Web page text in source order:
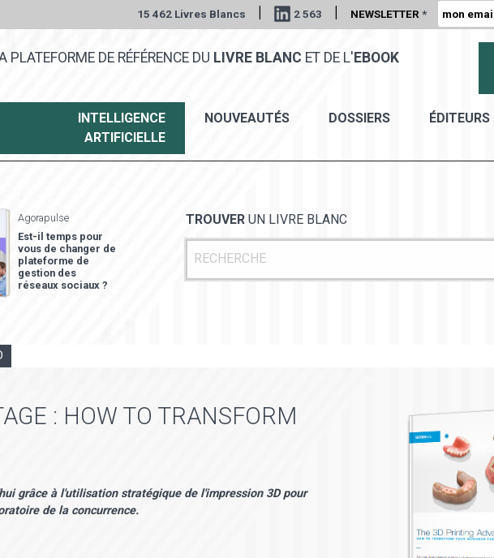
15 462 Livres Blancs | 2 563 | NEWSLETTER *
PLATEFORME DE RÉFÉRENCE DU LIVRE BLANC ET DE L' EBOOK
INTELLIGENCE
ARTIFICIELLE
NOUVEAUTÉS DOSSIERS ÉDITEURS
Agorapulse
Est-il temps pour
vous de changer de
plateforme de
gestion des
réseaux sociaux ?
TROUVER UN LIVRE BLANC
: HOW TO TRANSFORM
grâce à l'utilisation stratégique de l'impression 3D pour
de la concurrence.